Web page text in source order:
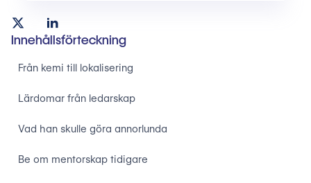
Innehållsförteckning
Från kemi till lokalisering
Lärdomar från ledarskap
Vad han skulle göra annorlunda
Be om mentorskap tidigare